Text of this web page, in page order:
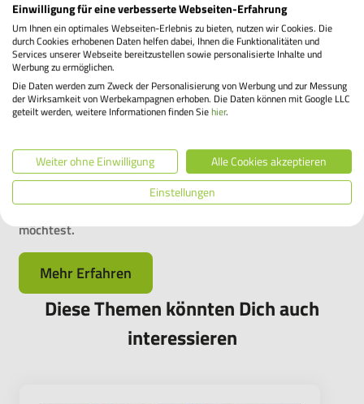
Dein Dienstrad hat Dich über die Jahre zuverlässig
begleitet, war Dein treuer Begleiter auf dem Weg zur
Arbeit und in der Freizeit. Jetzt neigt sich die
Vertragslaufzeit Deines Leasings dem Ende zu und Du
fragst Dich, wie es für Dich und Dein Fahrrad weitergeht.
hast Du die Freiheit, selbst zu entscheiden, was als
Nächstes kommt. Hier erfährst Du, welche Optionen Du
hast und wie hoch der Übernahmepreis ist, wenn Du Dein
Dienstrad nach drei Jahren am Leasingende übernehmen
möchtest.
Mehr Erfahren
Diese Themen könnten Dich auch
interessieren
Einwilligung für eine verbesserte Webseiten-Erfahrung
Um Ihnen ein optimales Webseiten-Erlebnis zu bieten, nutzen wir Cookies. Die
durch Cookies erhobenen Daten helfen dabei, Ihnen die Funktionalitäten und
Services unserer Webseite bereitzustellen sowie personalisierte Inhalte und
Werbung zu ermöglichen.
Die Daten werden zum Zweck der Personalisierung von Werbung und zur Messung
der Wirksamkeit von Werbekampagnen erhoben. Die Daten können mit Google LLC
geteilt werden, weitere Informationen finden Siehier.
Weiter ohne Einwilligung
Alle Cookies akzeptieren
Einstellungen